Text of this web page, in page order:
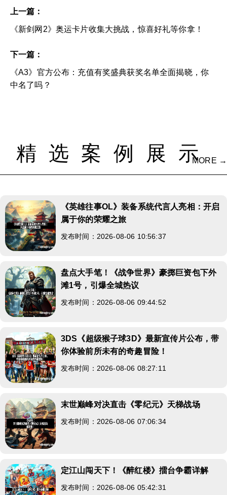
上一篇：
《新剑网2》奥运卡片收集大挑战，惊喜好礼等你拿！
下一篇：
《A3》官方公布：充值有奖盛典获奖名单全面揭晓，你
中名了吗？
精选案例展示MORE →
《英雄往事OL》装备系统代言人亮相：开启
属于你的荣耀之旅
发布时间：2026-08-06 10:56:37
盘点大手笔！《战争世界》豪掷巨资包下外
滩1号，引爆全城热议
发布时间：2026-08-06 09:44:52
3DS《超级猴子球3D》最新宣传片公布，带
你体验前所未有的奇趣冒险！
发布时间：2026-08-06 08:27:11
末世巅峰对决直击《零纪元》天梯战场
发布时间：2026-08-06 07:06:34
定江山闯天下！《醉红楼》擂台争霸详解
发布时间：2026-08-06 05:42:31